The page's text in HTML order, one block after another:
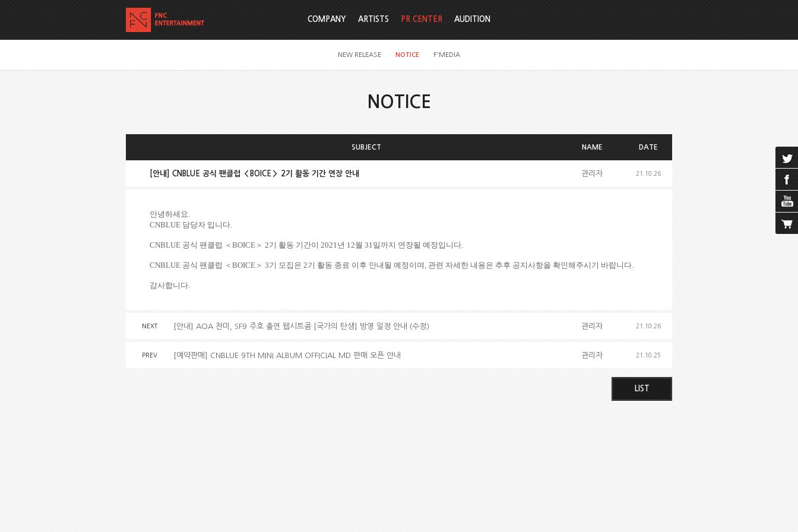
COMPANY ARTISTS PR CENTER
NEW RELEASE NOTICE F'MEDIA
AUDITION
NOTICE
SUBJECT NAME DATE
[안내] CNBLUE 공식 팬클럽 ＜BOICE＞ 2기 활동 기간 연장 안내 관리자 21.10.26
안녕하세요.
CNBLUE 담당자 입니다.
CNBLUE 공식 팬클럽 ＜BOICE＞ 2기 활동 기간이 2021년 12월 31일까지 연장될 예정입니다.
CNBLUE 공식 팬클럽 ＜BOICE＞ 3기 모집은 2기 활동 종료 이후 안내될 예정이며, 관련 자세한 내용은 추후 공지사항을 확인해주시기 바랍니다.
감사합니다.
NEXT [안내] AOA 찬미, SF9 주호 출연 웹시트콤 [국가의 탄생] 방영 일정 안내 (수정) 관리자 21.10.26
PREV [예약판매] CNBLUE 9TH MINI ALBUM OFFICIAL MD 판매 오픈 안내 관리자 21.10.25
LIST